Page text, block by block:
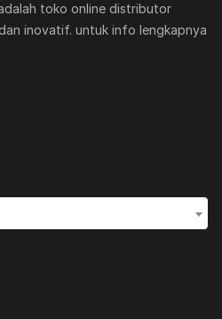
toko online distributor
inovatif. untuk info lengkapnya